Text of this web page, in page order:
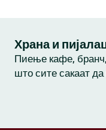
Храна и
Пиење кафе,
што сите сакаат да